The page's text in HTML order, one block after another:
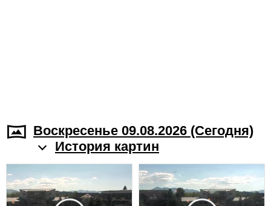
Воскресенье 09.08.2026 (Cегодня)
История картин